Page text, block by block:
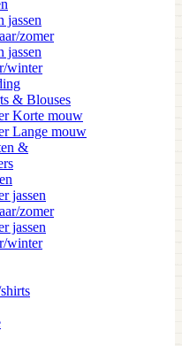
jassen
zomer
jassen
winter
& Blouses
Korte mouw
Lange mouw
&
jassen
zomer
jassen
winter